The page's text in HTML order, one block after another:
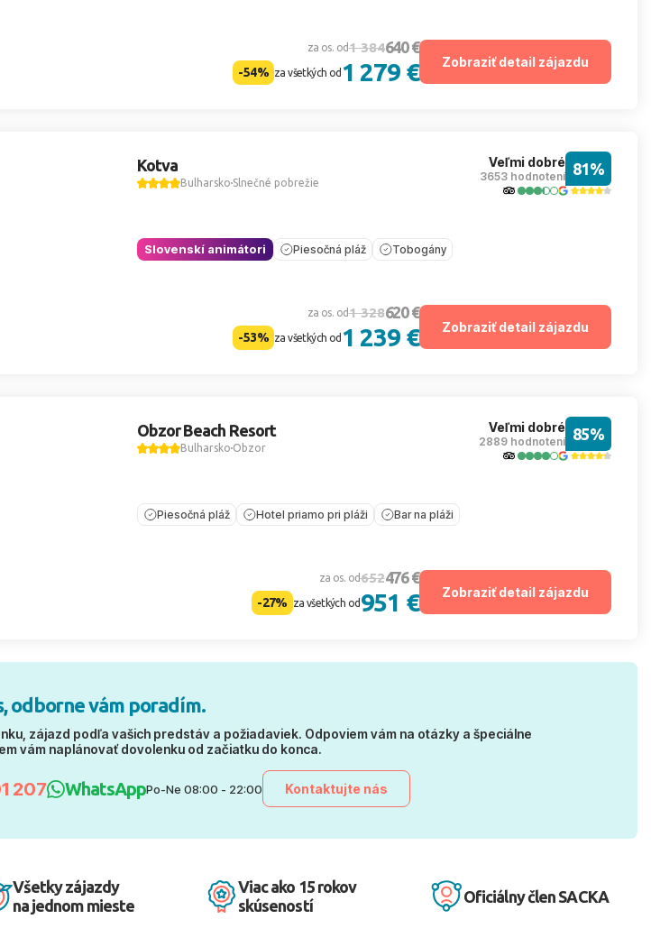
za os. od1 384640 €
-54% za všetkých od 1 279 € Zobraziť detail zájazdu
Kotva
BulharskoSlnečné pobrežie
Veľmi dobré
3653 hodnotení 81%
Slovenskí animátori Piesočná pláž Tobogány
za os. od1 328620 €
-53% za všetkých od 1 239 € Zobraziť detail zájazdu
Obzor Beach Resort
BulharskoObzor
Veľmi dobré
2889 hodnotení 85%
Piesočná pláž Hotel priamo pri pláži Bar na pláži
za os. od652476 €
-27% za všetkých od 951 € Zobraziť detail zájazdu
odborne vám poradím.
zájazd podľa vašich predstáv a požiadaviek. Odpoviem vám na otázky a špeciálne
vám naplánovať dovolenku od začiatku do konca.
207 WhatsAppPo-Ne 08:00 - 22:00 Kontaktujte nás
Všetky zájazdy
na jednom mieste
Viac ako 15 rokov
skúseností
Oficiálny člen SACKA